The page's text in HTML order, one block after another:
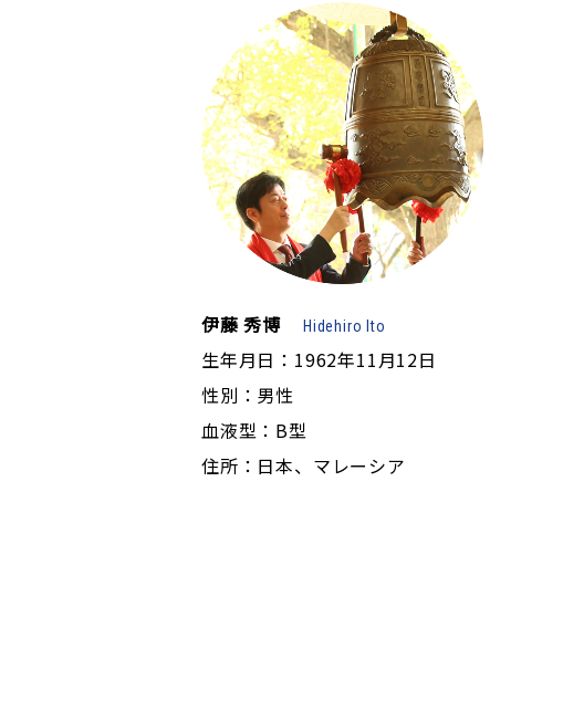
伊藤 秀博 Hidehiro Ito
生年月日：1962年11月12日
性別：男性
血液型：B型
住所：日本、マレーシア